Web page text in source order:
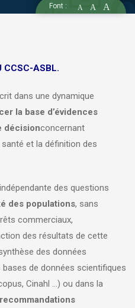
Font : A A A
CCSC-ASBL.
dans une dynamique
la base d’évidences
décisionconcernant
et la définition des
des questions
des populations, sans
commerciaux,
des résultats de cette
des données
de données scientifiques
Cinahl …) ou dans la
recommandations